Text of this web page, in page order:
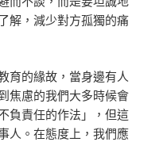
解，減少對方孤獨的痛
育的緣故，當身邊有人
焦慮的我們大多時候會
負責任的作法」，但這
人。在態度上，我們應